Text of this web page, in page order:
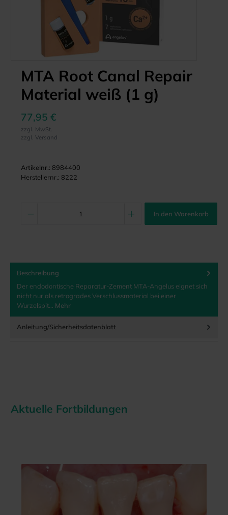
MTA Root Canal Repair
Material weiß (1 g)
77,95 €
zzgl. MwSt.
zzgl. Versand
Artikelnr.: 8984400
Herstellernr.: 8222
In den Warenkorb
Beschreibung
Der endodontische Reparatur-Zement MTA-Angelus eignet sich
nicht nur als retrogrades Verschlussmaterial bei einer
Wurzelspit… Mehr
Anleitung/Sicherheitsdatenblatt
Aktuelle Fortbildungen